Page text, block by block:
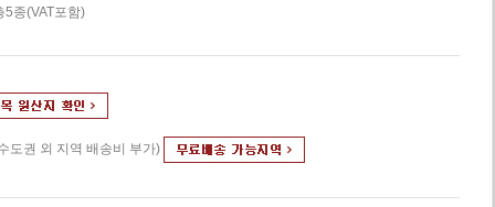
5종(VAT포함)
도권 외 지역 배송비 부가)